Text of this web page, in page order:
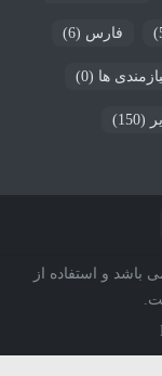
فارس (6)
ها (0)
(150)
و استفاده از